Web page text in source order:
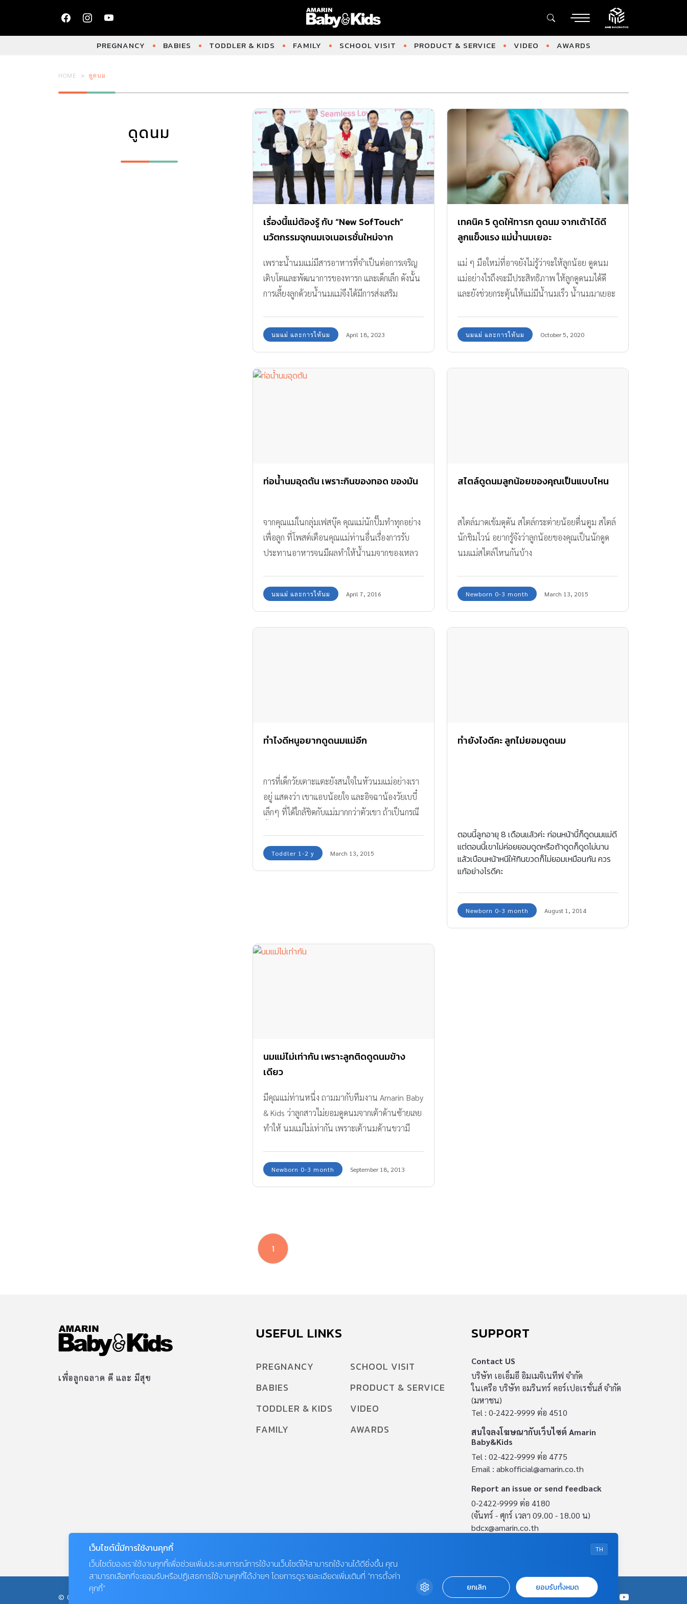
PREGNANCY BABIES TODDLER & KIDS FAMILY SCHOOL VISIT PRODUCT & SERVICE VIDEO AWARDS
HOME ดูดนม
ดูดนม
เรื่องนี้แม่ต้องรู้ กับ “New SofTouch”
นวัตกรรมจุกนมเจเนอเรชั่นใหม่จาก
Pigeon ตัวช่วยการให้นมแม่เป็นเรื่องง่าย
และสะดวกมากยิ่งขึ้น
เพราะน้ำนมแม่มีสารอาหารที่จำเป็นต่อการเจริญ
เติบโตและพัฒนาการของทารก และเด็กเล็ก ดังนั้น
การเลี้ยงลูกด้วยน้ำนมแม่จึงได้มีการส่งเสริม
ต่อสุขภาพและสร้างความผูกพันระหว่างแม่และลูก
น้อย บทบาทของแม่ในการเลี้ยงดูลูกจึงมีความ
สำคัญ และท้าทายมากยิ่งขึ้นในปัจจุบัน เนื่องจาก
รับความนิยมสูงสุดจากกลุ่มผลิตภัณฑ์แม่และเด็กทั่ว
เลี้ยงลูกด้วยนมแม่ ด้วยการคิดค้นและวิจัย
ผลิตภัณฑ์ที่สามารถสนับสนุนการเลี้ยงลูกด้วยนม
แม่เป็นแบรนด์แรก และแบรนด์เดียวที่ได้พัฒนา
ยอมรับจากคุณแม่ทั่วโลก และพีเจ้นยังคงวิจัยและ
พัฒนามาอย่างต่อเนื่อง เพื่อตอบโจทย์การเลี้ยงลูก
ด้วยนมแม่ให้ดียิ่งขึ้น จึงได้พัฒนาจุกนมนวัตกรรม
รุ่นใหม่ “New SofTouch จุกเสมือนนมมารดาที่ดี
รู้สึกใกล้เคียงกับการดูดนมจากอกแม่มากที่สุด และ
ขึ้น นางสาวสุวรรณา โชคดีอนันต์ ประธานเจ้า
หน้าที่บริหาร บริษัท มุ่งพัฒนา อินเต
อร์แนชชั่นแนล จำกัด (มหาชน) ผู้จัดจำหน่าย
ประเทศไทย กล่าวว่า “น้ำนมแม่มีปริมาณและส่วน
ประกอบที่เหมาะสมสำหรับการเจริญเติบโตและ
นมแม่ และการให้นม April 18, 2023
เทคนิค 5 ดูดให้ทารก ดูดนม จากเต้าได้ดี
ลูกแข็งแรง แม่น้ำนมเยอะ
แม่ ๆ มือใหม่ที่อาจยังไม่รู้ว่าจะให้ลูกน้อย ดูดนม
แม่อย่างไรถึงจะมีประสิทธิภาพ ให้ลูกดูดนมได้ดี
และยังช่วยกระตุ้นให้แม่มีน้ำนมเร็ว น้ำนมมาเยอะ
นมแม่ และการให้นม October 5, 2020
ท่อน้ำนมอุดตัน เพราะกินของทอด ของมัน
จากคุณแม่ในกลุ่มเฟสบุ๊ค คุณแม่นักปั๊มทำทุกอย่าง
เพื่อลูก ที่โพสต์เตือนคุณแม่ท่านอื่นเรื่องการรับ
ประทานอาหารจนมีผลทำให้น้ำนมจากของเหลว
ขนม ของมัน ทำให้ ท่อน้ำนมอุดตัน
นมแม่ และการให้นม April 7, 2016
สไตล์ดูดนมลูกน้อยของคุณเป็นแบบไหน
สไตล์มาดเข้มดุดัน สไตล์กระต่ายน้อยตื่นตูม สไตล์
นักชิมไวน์ อยากรู้จังว่าลูกน้อยของคุณเป็นนักดูด
นมแม่สไตล์ไหนกันบ้าง
Newborn 0-3 month March 13, 2015
ทำไงดีหนูอยากดูดนมแม่อีก
การที่เด็กวัยเตาะแตะยังสนใจในหัวนมแม่อย่างเรา
อยู่ แสดงว่า เขาแอบน้อยใจ และอิจฉาน้องวัยเบบี๋
เล็กๆ ที่ได้ใกล้ชิดกับแม่มากกว่าตัวเขา ถ้าเป็นกรณี
ป้อนนมให้กับน้องคนเล็ก คุณควรเรียกเขามานั่ง
ใกล้ๆ แล้วก็พูดกับเขาว่า “ แม่ให้นมน้องก่อนนะ
ยล พาเรนติ้ง
Toddler 1-2 y March 13, 2015
ทำยังไงดีคะ ลูกไม่ยอมดูดนม
ตอนนี้ลูกอายุ 8 เดือนแล้วค่ะ ก่อนหน้านี้ก็ดูดนมแม่ดี
แต่ตอนนี้เขาไม่ค่อยยอมดูดหรือถ้าดูดก็ดูดไม่นาน
แล้วเบือนหน้าหนีให้กินขวดก็ไม่ยอมเหมือนกัน ควร
แก้อย่างไรดีคะ
Newborn 0-3 month August 1, 2014
นมแม่ไม่เท่ากัน เพราะลูกติดดูดนมข้าง
เดียว
มีคุณแม่ท่านหนึ่ง ถามมากับทีมงาน Amarin Baby
& Kids ว่าลูกสาวไม่ยอมดูดนมจากเต้าด้านซ้ายเลย
ทำให้ นมแม่ไม่เท่ากัน เพราะเต้านมด้านขวามี
Newborn 0-3 month September 18, 2013
1
เพื่อลูกฉลาด ดี และ มีสุข
USEFUL LINKS
PREGNANCY
BABIES
TODDLER & KIDS
FAMILY
SCHOOL VISIT
PRODUCT & SERVICE
VIDEO
AWARDS
SUPPORT
Contact US
บริษัท เอเอ็มอี อิมเมจิเนทีฟ จำกัด
ในเครือ บริษัท อมรินทร์ คอร์เปอเรชั่นส์ จำกัด
(มหาชน)
Tel : 0-2422-9999 ต่อ 4510
สนใจลงโฆษณากับเว็บไซต์ Amarin
Baby&Kids
Tel : 02-422-9999 ต่อ 4775
Email : abkofficial@amarin.co.th
Report an issue or send feedback
0-2422-9999 ต่อ 4180
(จันทร์ - ศุกร์ เวลา 09.00 - 18.00 น)
bdcx@amarin.co.th
OUR SOCIALS
© COPYRIGHT 2026
TH
เว็บไซต์นี้มีการใช้งานคุกกี้
เว็บไซต์ของเราใช้งานคุกกี้เพื่อช่วยเพิ่มประสบการณ์การใช้งานเว็บไซต์ให้สามารถใช้งานได้ดียิ่งขึ้น คุณ
สามารถเลือกที่จะยอมรับหรือปฏิเสธการใช้งานคุกกี้ได้ง่ายๆ โดยการดูรายละเอียดเพิ่มเติมที่ “การตั้งค่า
คุกกี้”
ยกเลิก ยอมรับทั้งหมด